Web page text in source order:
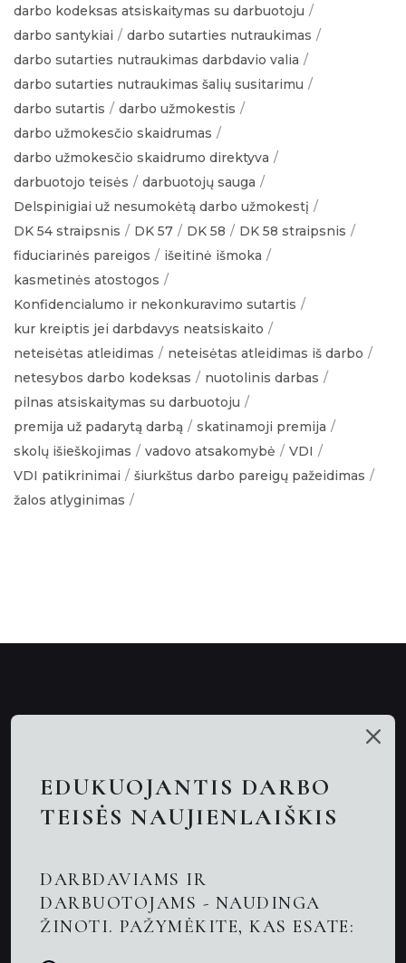
darbo kodeksas atsiskaitymas su darbuotoju
darbo santykiai
darbo sutarties nutraukimas
darbo sutarties nutraukimas darbdavio valia
darbo sutarties nutraukimas šalių susitarimu
darbo sutartis
darbo užmokestis
darbo užmokesčio skaidrumas
darbo užmokesčio skaidrumo direktyva
darbuotojo teisės
darbuotojų sauga
Delspinigiai už nesumokėtą darbo užmokestį
DK 54 straipsnis
DK 57 DK 58
DK 58 straipsnis
fiduciarinės pareigos
išeitinė išmoka
kasmetinės atostogos
Konfidencialumo ir nekonkuravimo sutartis
kur kreiptis jei darbdavys neatsiskaito
neteisėtas atleidimas
neteisėtas atleidimas iš darbo
netesybos darbo kodeksas
nuotolinis darbas
pilnas atsiskaitymas su darbuotoju
premija už padarytą darbą
skatinamoji premija
skolų išieškojimas
vadovo atsakomybė
VDI
VDI patikrinimai
šiurkštus darbo pareigų pažeidimas
žalos atlyginimas
Nuotolinės konsultacijos
Advokatas Kaune
Naujienos
EDUKUOJANTIS DARBO
TEISĖS NAUJIENLAIŠKIS
DARBDAVIAMS IR
DARBUOTOJAMS - NAUDINGA
ŽINOTI. PAŽYMĖKITE, KAS ESATE: